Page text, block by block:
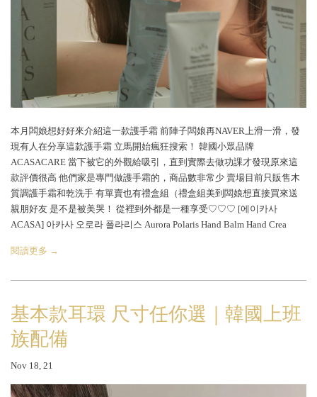
本月闆娘想好好來介紹這一款護手霜 前陣子闆娘再NAVER上滑一滑，發
現有人在分享這款護手霜 立馬開始瘋狂搜索！ 韓國小眾品牌
ACASACARE 當下被它的外觀給吸引，直到實際去做功課才發現原來這
款評價很高 他們家是專門做護手霜的，商品數非常少 賣場目前只販售木
質調護手霜和乾洗手 有單賣也有禮盒組（禮盒組美到闆娘想直接買來送
親朋好友 是不是被美哭！ 從裡到外都是一種享受♡♡♡ [에이카사
ACASA] 아카사 오로라 폴라리스 Aurora Polaris Hand Balm Hand Crea
閱讀更多 →
基本款耳環 尺寸任你選｜韓國上班
族配備
Nov 18, 21